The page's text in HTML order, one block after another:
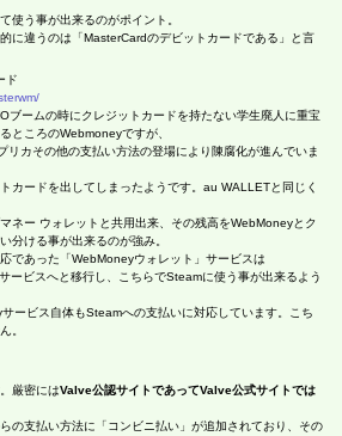
使う事が出来るのがポイント。
に違うのは「MasterCardのデビットカードである」と言
ド
ブームの時にクレジットカードを持たない学生廃人に重宝
ところのWebmoneyですが、
リカその他の支払い方法の登場により陳腐化が進んでいま
カードを出してしまったようです。au WALLETと同じく
ネー ウォレットと共用出来、その残高をWebMoneyとク
分ける事が出来るのが強み。
であった「WebMoneyウォレット」サービスは
ービスへと移行し、こちらでSteamに使う事が出来るよう
ービス自体もSteamへの支払いに対応しています。こち
。
厳密にはValve公認サイトであってValve公式サイトでは
の支払い方法に「コンビニ払い」が追加されており、その